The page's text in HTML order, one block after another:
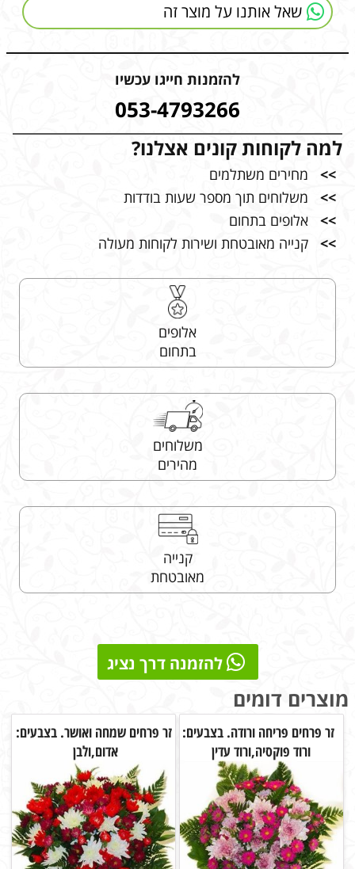
שאל אותנו על מוצר זה
להזמנות חייגו עכשיו
053-4793266
למה לקוחות קונים אצלנו?
>>
מחירים משתלמים
>>
משלוחים תוך מספר שעות בודדות
>>
אלופים בתחום
>>
קנייה מאובטחת ושירות לקוחות מעולה
אלופים
בתחום
משלוחים
מהירים
קנייה
מאובטחת
להזמנה דרך נציג
מוצרים דומים
זר פרחים פריחה ורודה. בצבעים:
ורוד פוקסיה,ורוד עדין
זר פרחים שמחה ואושר. בצבעים:
אדום,ולבן